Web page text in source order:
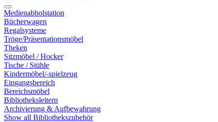
Medienabholstation
Bücherwagen
Regalsysteme
Tröge/Präsentationsmöbel
Theken
Sitzmöbel / Hocker
Tische / Stühle
Kindermöbel/-spielzeug
Eingangsbereich
Bereichsmöbel
Bibliotheksleitern
Archivierung & Aufbewahrung
Show all Bibliothekszubehör